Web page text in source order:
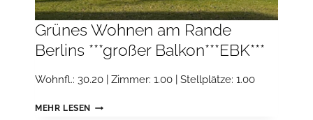
Grünes Wohnen am Rande
Berlins ***großer Balkon***EBK***
Wohnfl.: 30.20 | Zimmer: 1.00 | Stellplätze: 1.00
MEHR LESEN
GRÜNES